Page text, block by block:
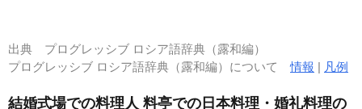
出典 プログレッシブ ロシア語辞典（露和編）
プログレッシブ ロシア語辞典（露和編）について情報 | 凡例
結婚式場での料理人 料亭での日本料理・婚礼料理の